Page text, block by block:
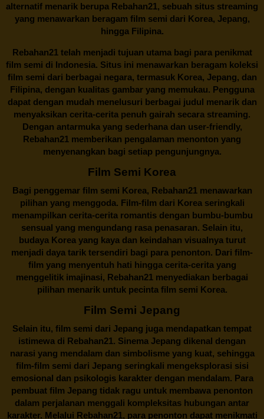
alternatif menarik berupa Rebahan21, sebuah situs streaming
yang menawarkan beragam film semi dari Korea, Jepang,
hingga Filipina.
Rebahan21telah menjadi tujuan utama bagi para penikmat
film semi di Indonesia. Situs ini menawarkan beragam koleksi
film semi dari berbagai negara, termasuk Korea, Jepang, dan
Filipina, dengan kualitas gambar yang memukau. Pengguna
dapat dengan mudah menelusuri berbagai judul menarik dan
menyaksikan cerita-cerita penuh gairah secara streaming.
Dengan antarmuka yang sederhana dan user-friendly,
Rebahan21 memberikan pengalaman menonton yang
menyenangkan bagi setiap pengunjungnya.
Film Semi Korea
Bagi penggemar film semi Korea, Rebahan21menawarkan
pilihan yang menggoda. Film-film dari Korea seringkali
menampilkan cerita-cerita romantis dengan bumbu-bumbu
sensual yang mengundang rasa penasaran. Selain itu,
budaya Korea yang kaya dan keindahan visualnya turut
menjadi daya tarik tersendiri bagi para penonton. Dari film-
film yang menyentuh hati hingga cerita-cerita yang
menggelitik imajinasi, Rebahan21 menyediakan berbagai
pilihan menarik untuk pecinta film semi Korea.
Film Semi Jepang
Selain itu, film semi dari Jepang juga mendapatkan tempat
istimewa di Rebahan21. Sinema Jepang dikenal dengan
narasi yang mendalam dan simbolisme yang kuat, sehingga
film-film semi dari Jepang seringkali mengeksplorasi sisi
emosional dan psikologis karakter dengan mendalam. Para
pembuat film Jepang tidak ragu untuk membawa penonton
dalam perjalanan menggali kompleksitas hubungan antar
karakter. Melalui Rebahan21, para penonton dapat menikmati